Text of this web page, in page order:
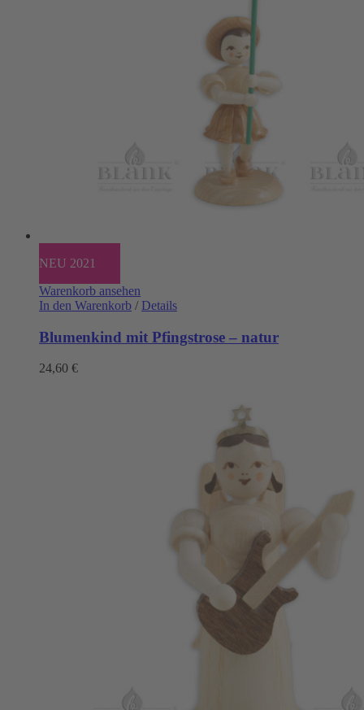
NEU 2021
Warenkorb ansehen
In den Warenkorb / Details
Blumenkind mit Pfingstrose – natur
24,60 €